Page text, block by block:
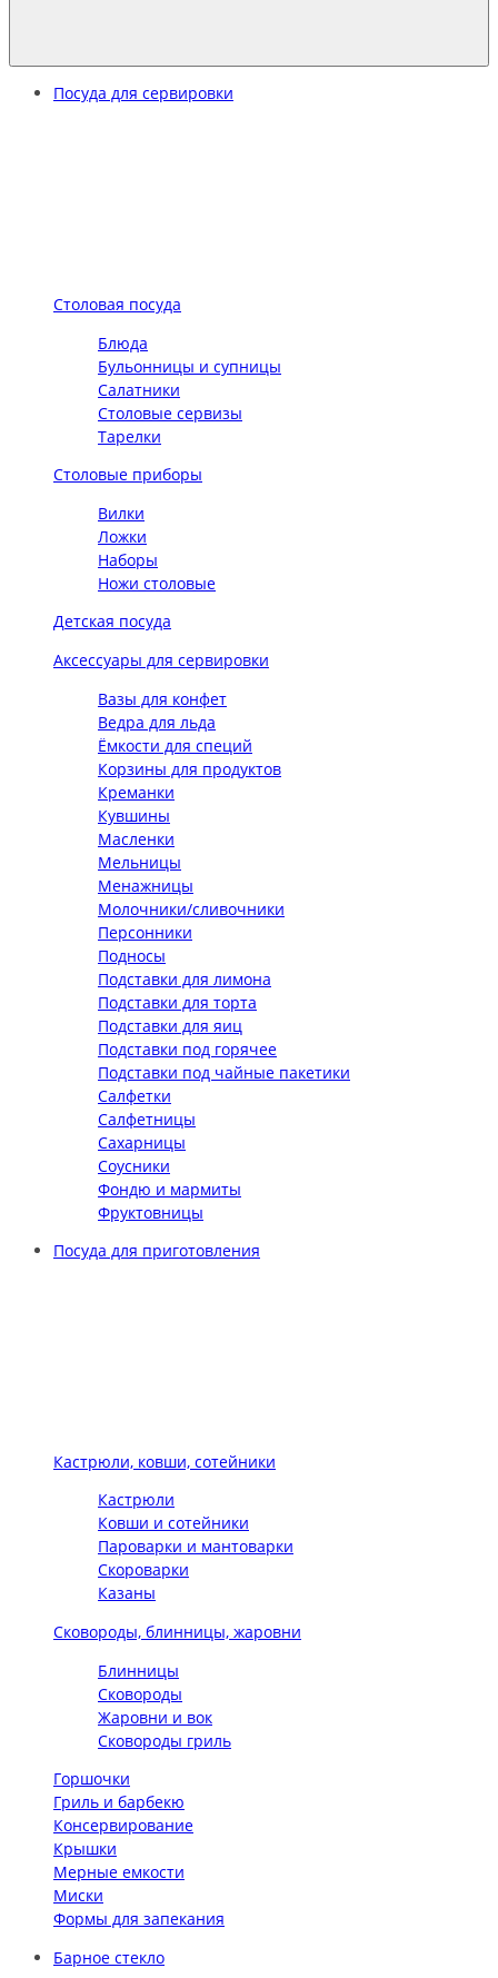
Посуда для сервировки
Столовая посуда
Блюда
Бульонницы и супницы
Салатники
Столовые сервизы
Тарелки
Столовые приборы
Вилки
Ложки
Наборы
Ножи столовые
Детская посуда
Аксессуары для сервировки
Вазы для конфет
Ведра для льда
Ёмкости для специй
Корзины для продуктов
Креманки
Кувшины
Масленки
Мельницы
Менажницы
Молочники/сливочники
Персонники
Подносы
Подставки для лимона
Подставки для торта
Подставки для яиц
Подставки под горячее
Подставки под чайные пакетики
Салфетки
Салфетницы
Сахарницы
Соусники
Фондю и мармиты
Фруктовницы
Посуда для приготовления
Кастрюли, ковши, сотейники
Кастрюли
Ковши и сотейники
Пароварки и мантоварки
Скороварки
Казаны
Сковороды, блинницы, жаровни
Блинницы
Сковороды
Жаровни и вок
Сковороды гриль
Горшочки
Гриль и барбекю
Консервирование
Крышки
Мерные емкости
Миски
Формы для запекания
Барное стекло